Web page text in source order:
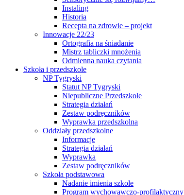
Instaling
Historia
Recepta na zdrowie – projekt
Innowacje 22/23
Ortografia na śniadanie
Mistrz tabliczki mnożenia
Odmienna nauka czytania
Szkoła i przedszkole
NP Tygryski
Statut NP Tygryski
Niepubliczne Przedszkole
Strategia działań
Zestaw podręczników
Wyprawka przedszkolna
Oddziały przedszkolne
Informacje
Strategia działań
Wyprawka
Zestaw podręczników
Szkoła podstawowa
Nadanie imienia szkole
Program wychowawczo-profilaktyczny